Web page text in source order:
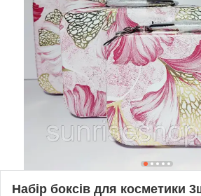
Набір боксів для косметики